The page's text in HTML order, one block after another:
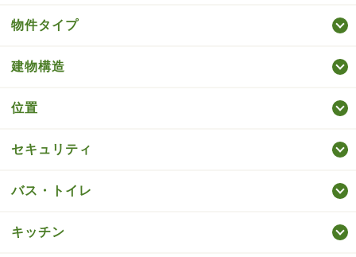
物件タイプ
建物構造
位置
セキュリティ
バス・トイレ
キッチン